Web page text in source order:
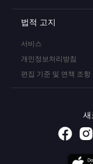
법적 고지
서비스
개인정보처리방침
편집 기준 및 면책 조항
새